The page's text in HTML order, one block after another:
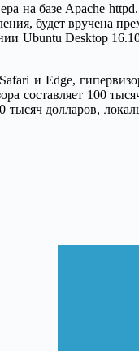
на базе Apache
будет вручена
Ubuntu Desktop
и Edge,
составляет 100
долларов,